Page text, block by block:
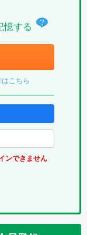
憶する
ェ
ボ
ク
ス
こちら
ンできません